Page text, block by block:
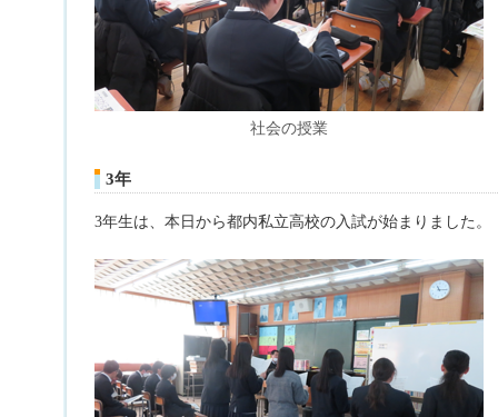
社会の授業
3年
3年生は、本日から都内私立高校の入試が始まりました。